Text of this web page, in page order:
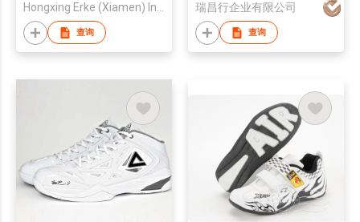
Hongxing Erke (Xiamen) Industrial Co., Ltd.
查询
瑞昌行企业有限公司
查询